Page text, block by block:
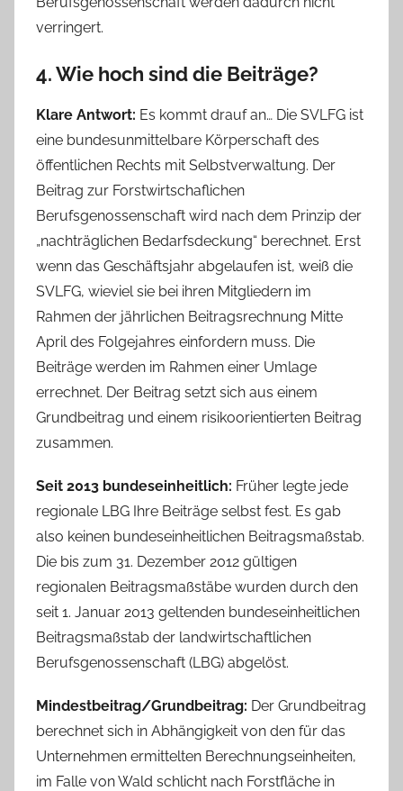
verringert.
4. Wie hoch sind die Beiträge?
Klare Antwort: Es kommt drauf an… Die SVLFG ist
eine bundesunmittelbare Körperschaft des
öffentlichen Rechts mit Selbstverwaltung. Der
Beitrag zur Forstwirtschaflichen
Berufsgenossenschaft wird nach dem Prinzip der
„nachträglichen Bedarfsdeckung“ berechnet. Erst
wenn das Geschäftsjahr abgelaufen ist, weiß die
SVLFG, wieviel sie bei ihren Mitgliedern im
Rahmen der jährlichen Beitragsrechnung Mitte
April des Folgejahres einfordern muss. Die
Beiträge werden im Rahmen einer Umlage
errechnet. Der Beitrag setzt sich aus einem
Grundbeitrag und einem risikoorientierten Beitrag
zusammen.
Seit 2013 bundeseinheitlich: Früher legte jede
regionale LBG Ihre Beiträge selbst fest. Es gab
also keinen bundeseinheitlichen Beitragsmaßstab.
Die bis zum 31. Dezember 2012 gültigen
regionalen Beitragsmaßstäbe wurden durch den
seit 1. Januar 2013 geltenden bundeseinheitlichen
Beitragsmaßstab der landwirtschaftlichen
Berufsgenossenschaft (LBG) abgelöst.
Mindestbeitrag/Grundbeitrag: Der Grundbeitrag
berechnet sich in Abhängigkeit von den für das
Unternehmen ermittelten Berechnungseinheiten,
im Falle von Wald schlicht nach Forstfläche in